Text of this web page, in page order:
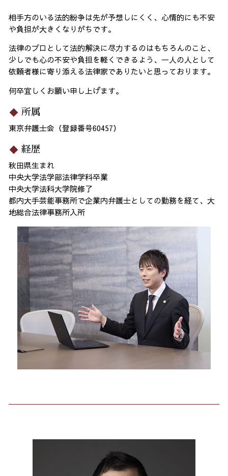
相手方のいる法的紛争は先が予想しにくく、心情的にも不安
や負担が大きくなりがちです。
法律のプロとして法的解決に尽力するのはもちろんのこと、
少しでも心の不安や負担を軽くできるよう、一人の人として
依頼者様に寄り添える法律家でありたいと思っております。
何卒宜しくお願い申し上げます。
所属
東京弁護士会（登録番号60457）
経歴
秋田県生まれ
中央大学法学部法律学科卒業
中央大学法科大学院修了
都内大手芸能事務所で企業内弁護士としての勤務を経て、大
地総合法律事務所入所